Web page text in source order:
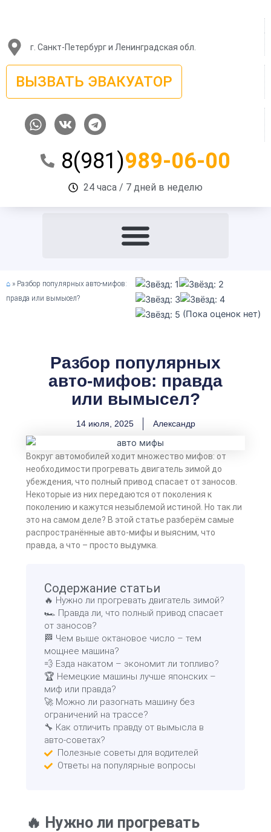
г. Санкт-Петербург и Ленинградская обл.
ВЫЗВАТЬ ЭВАКУАТОР
W
h
V
k
T
e
e
g
r
8(981)989-06-00
24 часа / 7 дней в неделю
⌂ » Разбор популярных авто-мифов:
правда или вымысел?
(Пока оценок нет)
Разбор популярных
авто-мифов: правда
или вымысел?
14 июля, 2025 Александр
Вокруг автомобилей ходит множество мифов: от
необходимости прогревать двигатель зимой до
убеждения, что полный привод спасает от заносов.
Некоторые из них передаются от поколения к
поколению и кажутся незыблемой истиной. Но так ли
это на самом деле? В этой статье разберём самые
распространённые авто-мифы и выясним, что
правда, а что – просто выдумка.
Содержание статьи
🔥 Нужно ли прогревать двигатель зимой?
🏎️ Правда ли, что полный привод спасает
от заносов?
🏁 Чем выше октановое число – тем
мощнее машина?
💨 Езда накатом – экономит ли топливо?
🏆 Немецкие машины лучше японских –
миф или правда?
🚀 Можно ли разогнать машину без
ограничений на трассе?
🔧 Как отличить правду от вымысла в
авто-советах?
Полезные советы для водителей
Ответы на популярные вопросы
🔥 Нужно ли прогревать